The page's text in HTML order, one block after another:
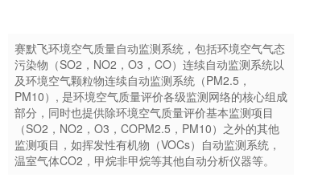
赛默飞环境空气质量自动监测系统，包括环境空气气态
污染物（SO2，NO2，O3，CO）连续自动监测系统以
及环境空气颗粒物连续自动监测系统（PM2.5，
PM10）, 是环境空气质量评价各级监测网络的核心组成
部分，同时也提供除环境空气质量评价基本监测项目
（SO2，NO2，O3，COPM2.5，PM10）之外的其他
监测项目，如挥发性有机物（VOCs）自动监测系统，
温室气体CO2，甲烷非甲烷等其他自动分析仪器等。